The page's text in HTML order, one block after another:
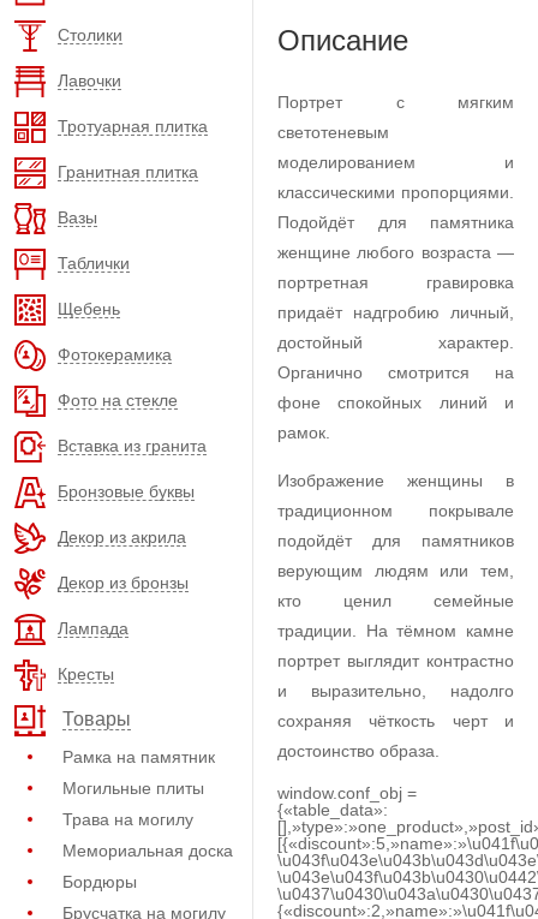
Столики
Лавочки
Тротуарная плитка
Гранитная плитка
Вазы
Таблички
Щебень
Фотокерамика
Фото на стекле
Вставка из гранита
Бронзовые буквы
Декор из акрила
Декор из бронзы
Лампада
Кресты
Товары
Рамка на памятник
Могильные плиты
Трава на могилу
Мемориальная доска
Бордюры
Брусчатка на могилу
Описание
Портрет с мягким
светотеневым
моделированием и
классическими пропорциями.
Подойдёт для памятника
женщине любого возраста —
портретная гравировка
придаёт надгробию личный,
достойный характер.
Органично смотрится на
фоне спокойных линий и
рамок.
Изображение женщины в
традиционном покрывале
подойдёт для памятников
верующим людям или тем,
кто ценил семейные
традиции. На тёмном камне
портрет выглядит контрастно
и выразительно, надолго
сохраняя чёткость черт и
достоинство образа.
window.conf_obj =
{«table_data»: